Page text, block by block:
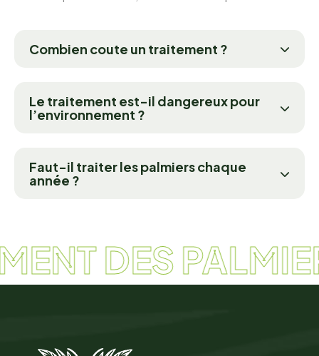
Combien coute un traitement ?
Le traitement est-il dangereux pour
l’environnement ?
Faut-il traiter les palmiers chaque
année ?
DES